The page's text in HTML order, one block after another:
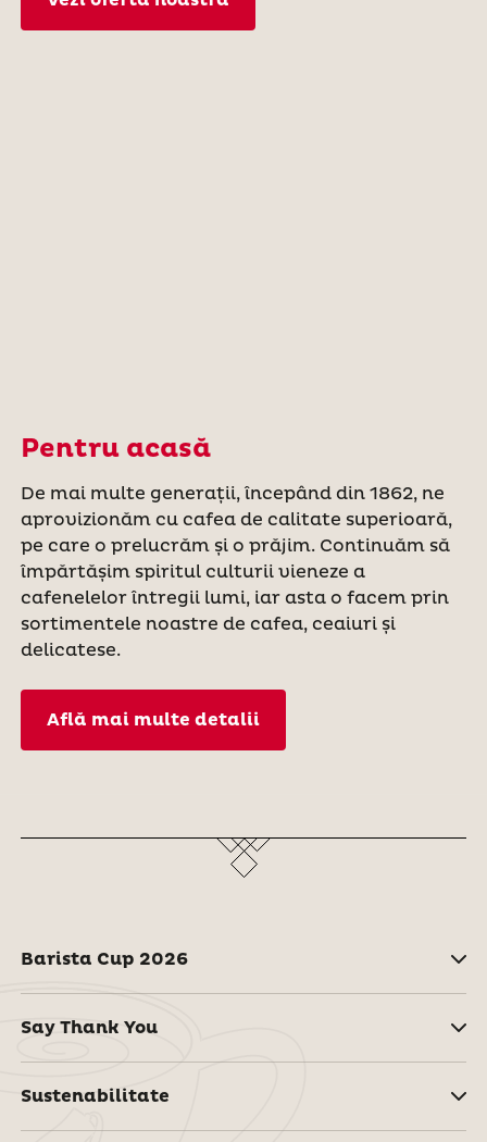
Pentru acasă
De mai multe generații, începând din 1862, ne
aprovizionăm cu cafea de calitate superioară,
pe care o prelucrăm și o prăjim. Continuăm să
împărtășim spiritul culturii vieneze a
cafenelelor întregii lumi, iar asta o facem prin
sortimentele noastre de cafea, ceaiuri și
delicatese.
Află mai multe detalii
Barista Cup 2026
Say Thank You
Sustenabilitate